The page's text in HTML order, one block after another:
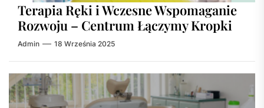
Terapia Ręki i Wczesne Wspomaganie
Rozwoju – Centrum Łączymy Kropki
Admin 18 Września 2025